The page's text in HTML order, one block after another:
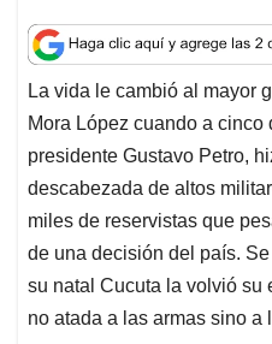
a
t
s
A
p
p
c
e
b
o
o
k
n
k
e
d
I
n
a
i
l
r
e
a
d
s
La vida le cambió al mayor
Mora López cuando a
presidente Gustavo Petro,
descabezada de altos
miles de reservistas que
de una decisión del país.
su natal Cucuta la volvió su
no atada a las armas sino a